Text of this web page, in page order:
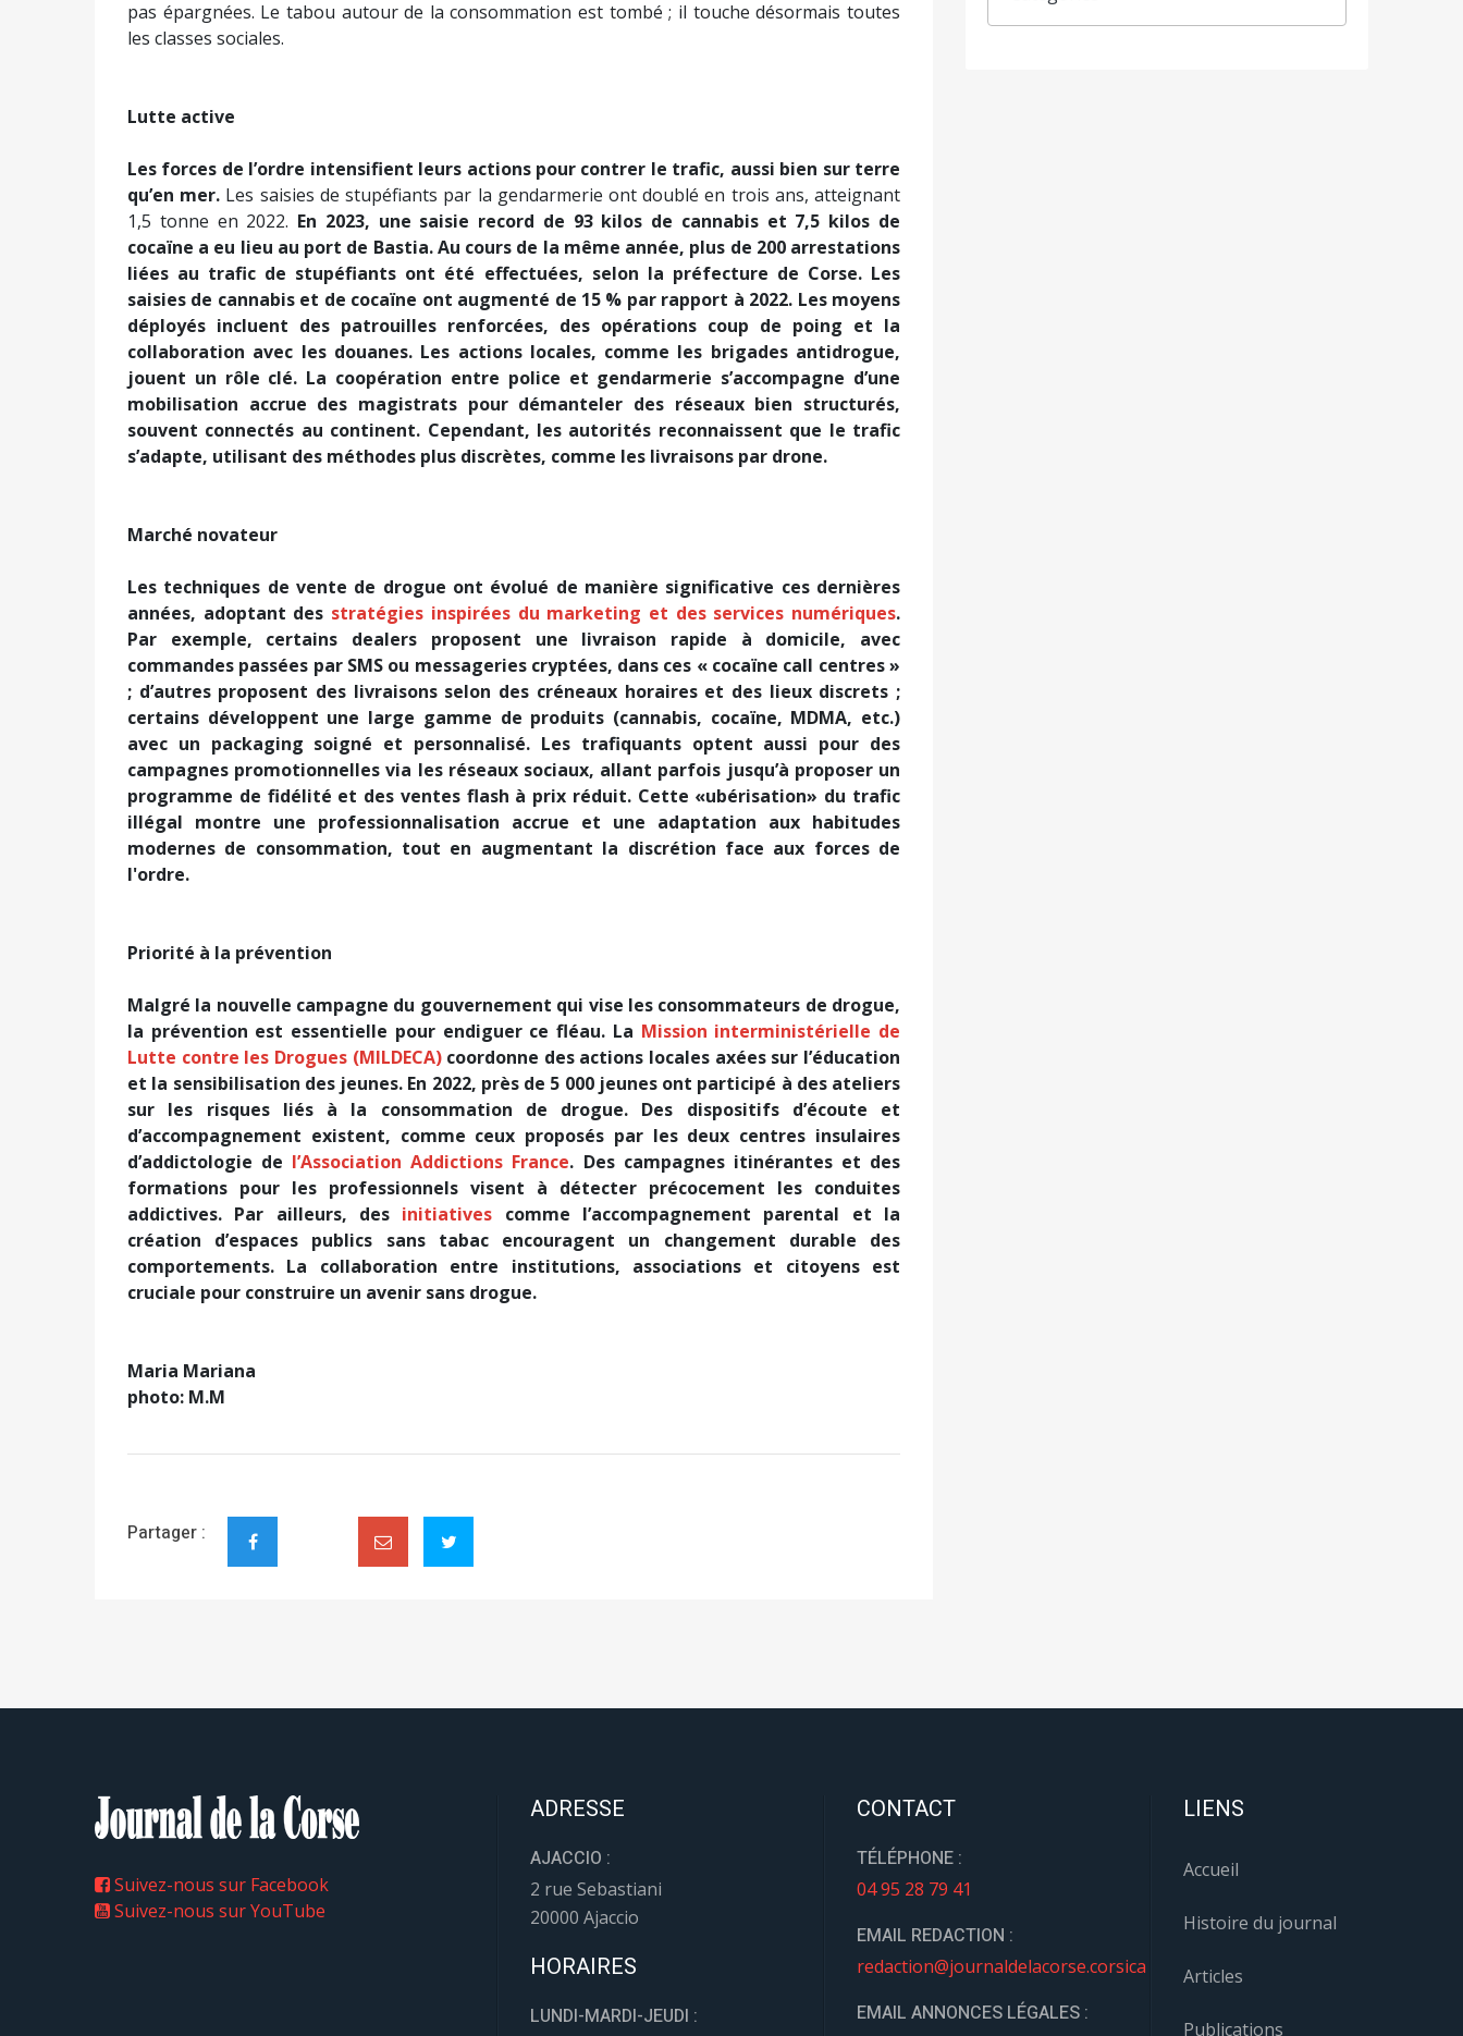
pas épargnées. Le tabou autour de la consommation est tombé ; il touche désormais toutes
les classes sociales.
Lutte active
Les forces de l’ordre intensifient leurs actions pour contrer le trafic, aussi bien sur terre
qu’en mer. Les saisies de stupéfiants par la gendarmerie ont doublé en trois ans, atteignant
1,5 tonne en 2022. En 2023, une saisie record de 93 kilos de cannabis et 7,5 kilos de
cocaïne a eu lieu au port de Bastia.Au cours de la même année, plus de 200 arrestations
liées au trafic de stupéfiants ont été effectuées, selon la préfecture de Corse. Les
saisies de cannabis et de cocaïne ont augmenté de 15 % par rapport à 2022. Les moyens
déployés incluent des patrouilles renforcées, des opérations coup de poing et la
collaboration avec les douanes. Les actions locales, comme les brigades antidrogue,
jouent un rôle clé. La coopération entre police et gendarmerie s’accompagne d’une
mobilisation accrue des magistrats pour démanteler des réseaux bien structurés,
souvent connectés au continent. Cependant, les autorités reconnaissent que le trafic
s’adapte, utilisant des méthodes plus discrètes, comme les livraisons par drone.
Marché novateur
Les techniques de vente de drogue ont évolué de manière significative ces dernières
années, adoptant des stratégies inspirées du marketing et des services numériques.
Par exemple, certains dealers proposent une livraison rapide à domicile, avec
commandes passées par SMS ou messageries cryptées, dans ces « cocaïne call centres »
; d’autres proposent des livraisons selon des créneaux horaires et des lieux discrets ;
certains développent une large gamme de produits (cannabis, cocaïne, MDMA, etc.)
avec un packaging soigné et personnalisé. Les trafiquants optent aussi pour des
campagnes promotionnelles via les réseaux sociaux, allant parfois jusqu’à proposer un
programme de fidélité et des ventes flash à prix réduit. Cette «ubérisation» du trafic
illégal montre une professionnalisation accrue et une adaptation aux habitudes
modernes de consommation, tout en augmentant la discrétion face aux forces de
l'ordre.
Priorité à la prévention
Malgré la nouvelle campagne du gouvernement qui vise les consommateurs de drogue,
la prévention est essentielle pour endiguer ce fléau. La Mission interministérielle de
Lutte contre les Drogues (MILDECA)coordonne des actions locales axées sur l’éducation
et la sensibilisation des jeunes. En 2022, près de 5 000 jeunes ont participé à des ateliers
sur les risques liés à la consommation de drogue. Des dispositifs d’écoute et
d’accompagnement existent, comme ceux proposés par les deux centres insulaires
d’addictologie de l’Association Addictions France. Des campagnes itinérantes et des
formations pour les professionnels visent à détecter précocement les conduites
addictives. Par ailleurs, des initiatives comme l’accompagnement parental et la
création d’espaces publics sans tabac encouragent un changement durable des
comportements. La collaboration entre institutions, associations et citoyens est
cruciale pour construire un avenir sans drogue.
Maria Mariana
photo: M.M
Partager :
Suivez-nous sur Facebook
Suivez-nous sur YouTube
ADRESSE
AJACCIO :
2 rue Sebastiani
20000 Ajaccio
HORAIRES
LUNDI-MARDI-JEUDI :
CONTACT
TÉLÉPHONE :
04 95 28 79 41
EMAIL REDACTION :
redaction@journaldelacorse.corsica
EMAIL ANNONCES LÉGALES :
LIENS
Accueil
Histoire du journal
Articles
Publications